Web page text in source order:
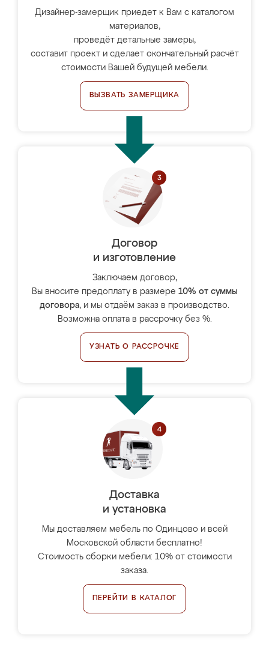
Дизайнер-замерщик приедет к Вам с каталогом
материалов,
проведёт детальные замеры,
составит проект и сделает окончательный расчёт
стоимости Вашей будущей мебели.
ВЫЗВАТЬ ЗАМЕРЩИКА
Договор
и изготовление
Заключаем договор,
Вы вносите предоплату в размере 10% от суммы
договора, и мы отдаём заказ в производство.
Возможна оплата в рассрочку без %.
УЗНАТЬ О РАССРОЧКЕ
Доставка
и установка
Мы доставляем мебель по Одинцово и всей
Московской области бесплатно!
Стоимость сборки мебели: 10% от стоимости
заказа.
ПЕРЕЙТИ В КАТАЛОГ